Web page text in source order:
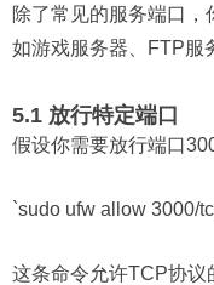
除了常见的服务端口，
如游戏服务器、FTP服
5.1 放行特定端口
假设你需要放行端口
`sudo ufw allow 3000/
这条命令允许TCP协议